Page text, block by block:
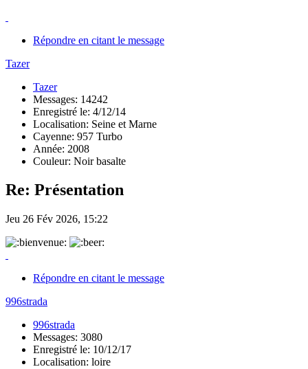
Répondre en citant le message
Tazer
Tazer
Messages: 14242
Enregistré le: 4/12/14
Localisation: Seine et Marne
Cayenne: 957 Turbo
Année: 2008
Couleur: Noir basalte
Re: Présentation
Jeu 26 Fév 2026, 15:22
Répondre en citant le message
996strada
996strada
Messages: 3080
Enregistré le: 10/12/17
Localisation: loire